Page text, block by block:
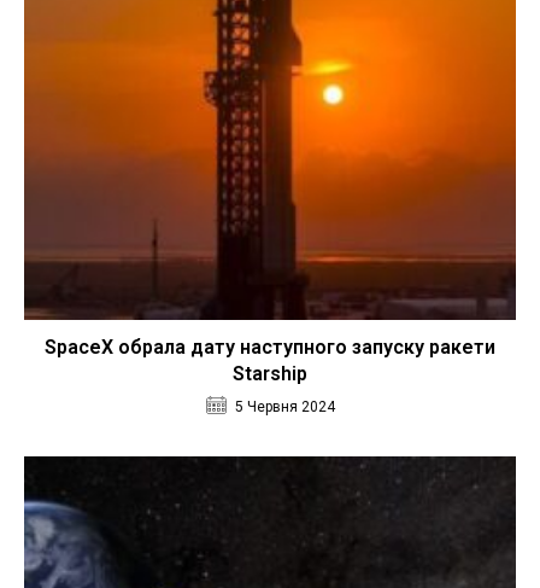
SpaceX обрала дату наступного запуску ракети
Starship
5 Червня 2024